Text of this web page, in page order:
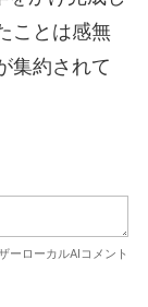
ことは感無
集約されて